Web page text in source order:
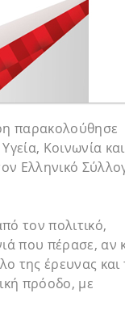
παρακολούθησε
Κοινωνία και
Ελληνικό
τον πολιτικό,
που πέρασε, αν
της έρευνας και
πρόοδο, με